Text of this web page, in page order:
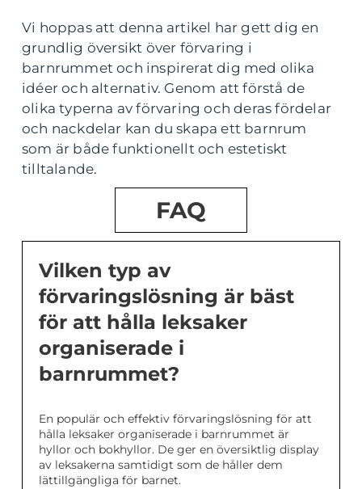
Vi hoppas att denna artikel har gett dig en
grundlig översikt över förvaring i
barnrummet och inspirerat dig med olika
idéer och alternativ. Genom att förstå de
olika typerna av förvaring och deras fördelar
och nackdelar kan du skapa ett barnrum
som är både funktionellt och estetiskt
tilltalande.
FAQ
Vilken typ av
förvaringslösning är bäst
för att hålla leksaker
organiserade i
barnrummet?
En populär och effektiv förvaringslösning för att
hålla leksaker organiserade i barnrummet är
hyllor och bokhyllor. De ger en översiktlig display
av leksakerna samtidigt som de håller dem
lättillgängliga för barnet.